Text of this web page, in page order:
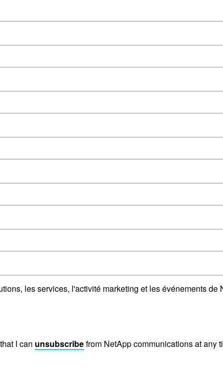
les services, l'activité marketing et les événements de
I can unsubscribefrom NetApp communications at any